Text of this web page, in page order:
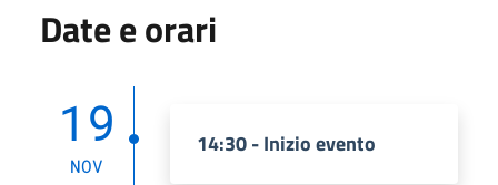
Date e orari
19
NOV
14:30 - Inizio evento